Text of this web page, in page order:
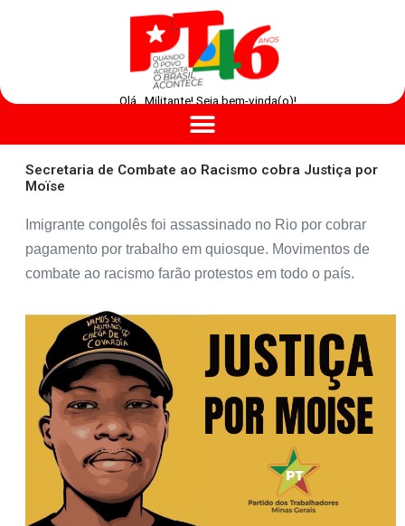
Olá , Militante! Seja bem-vinda(o)!
Secretaria de Combate ao Racismo cobra Justiça por
Moïse
Imigrante congolês foi assassinado no Rio por cobrar
pagamento por trabalho em quiosque. Movimentos de
combate ao racismo farão protestos em todo o país.